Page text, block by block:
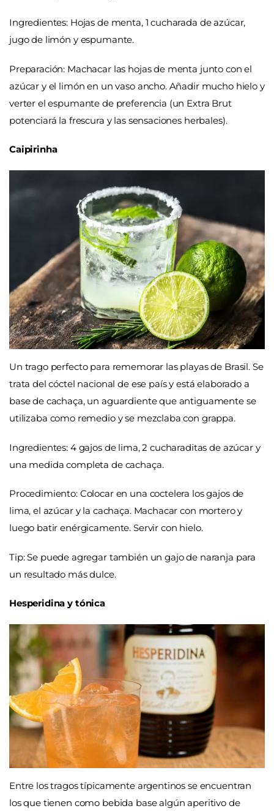
Ingredientes: Hojas de menta, 1 cucharada de azúcar,
jugo de limón y espumante.
Preparación: Machacar las hojas de menta junto con el
azúcar y el limón en un vaso ancho. Añadir mucho hielo y
verter el espumante de preferencia (un Extra Brut
potenciará la frescura y las sensaciones herbales).
Caipirinha
Un trago perfecto para rememorar las playas de Brasil. Se
trata del cóctel nacional de ese país y está elaborado a
base de cachaça, un aguardiente que antiguamente se
utilizaba como remedio y se mezclaba con grappa.
Ingredientes: 4 gajos de lima, 2 cucharaditas de azúcar y
una medida completa de cachaça.
Procedimiento: Colocar en una coctelera los gajos de
lima, el azúcar y la cachaça. Machacar con mortero y
luego batir enérgicamente. Servir con hielo.
Tip: Se puede agregar también un gajo de naranja para
un resultado más dulce.
Hesperidina y tónica
Entre los tragos típicamente argentinos se encuentran
los que tienen como bebida base algún aperitivo de